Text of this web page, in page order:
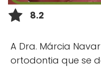
8.2
A Dra. Márcia
ortodontia que se